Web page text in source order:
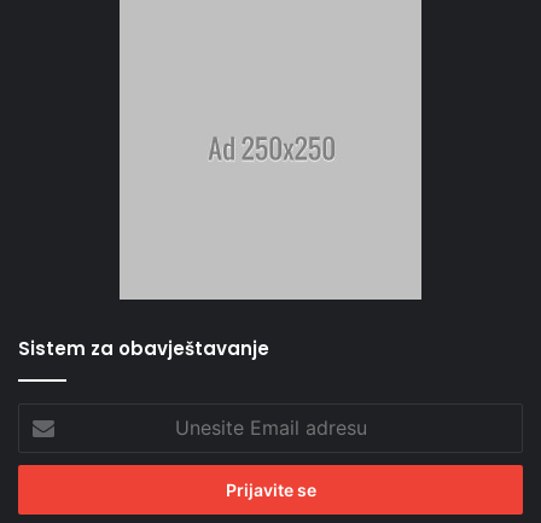
Sistem za obavještavanje
Email
adresu